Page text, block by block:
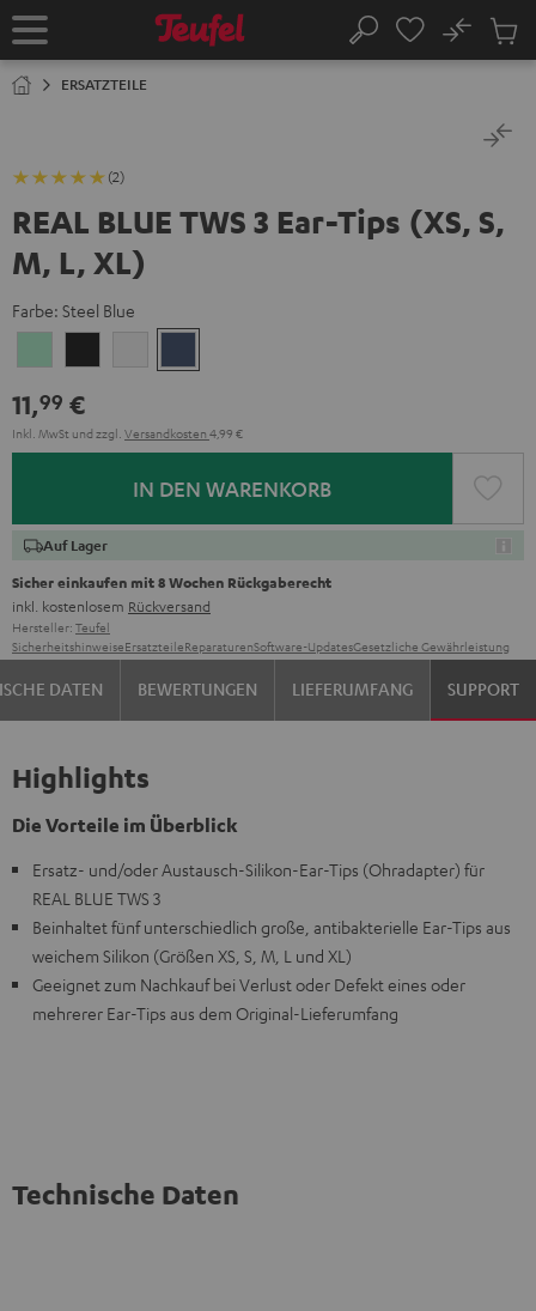
Startseite Suche
No
ERSATZTEILE
(2)
REAL BLUE TWS 3 Ear-Tips (XS, S,
M, L, XL)
Farbe: Steel Blue
Green
White Blue
11,99 €
Inkl. MwSt und zzgl. Versandkosten 4,99 €
IN DEN WARENKORB
Auf Lager
Sicher einkaufen mit 8 Wochen Rückgaberecht
inkl. kostenlosem Rückversand
Hersteller: Teufel
SicherheitshinweiseErsatzteileReparaturenSoftware-UpdatesGesetzliche Gewährleistung
DATEN BEWERTUNGEN LIEFERUMFANG SUPPORT
Highlights
Die Vorteile im Überblick
Ersatz- und/oder Austausch-Silikon-Ear-Tips (Ohradapter) für
REAL BLUE TWS 3
Beinhaltet fünf unterschiedlich große, antibakterielle Ear-Tips aus
weichem Silikon (Größen XS, S, M, L und XL)
Geeignet zum Nachkauf bei Verlust oder Defekt eines oder
mehrerer Ear-Tips aus dem Original-Lieferumfang
Technische Daten